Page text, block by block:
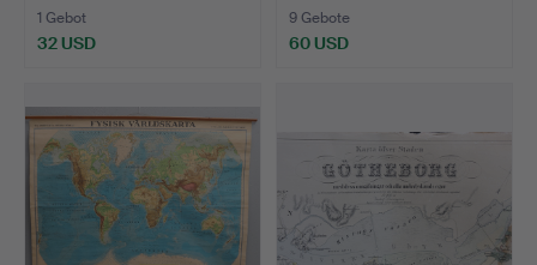
1 Gebot
32 USD
9 Gebote
60 USD